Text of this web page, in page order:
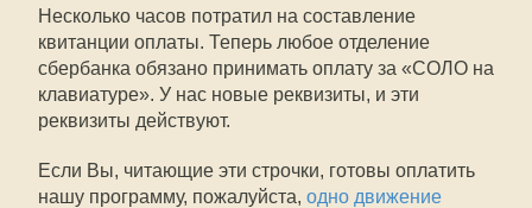
Несколько часов потратил на составление
квитанции оплаты. Теперь любое отделение
сбербанка обязано принимать оплату за «СОЛО на
клавиатуре». У нас новые реквизиты, и эти
реквизиты действуют.
Если Вы, читающие эти строчки, готовы оплатить
нашу программу, пожалуйста, одно движение